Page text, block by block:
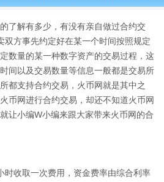
了解有多少，有没有亲自做过合约交
双方事先约定好在某一个时间按照规定
数量的某一种数字资产的交易过程，这
间以及交易数量等信息一般都是交易所
都支持合约交易，火币网就是其中之
币网进行合约交易，却还不知道火币网
让小编W小编来跟大家带来火币网的合
时收取一次费用，资金费率由综合利率